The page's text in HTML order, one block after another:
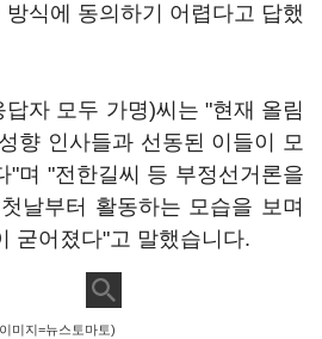
식에 동의하기 어렵다고 답했
답자 모두 가명)씨는 "현재 올림
향 인사들과 선동된 이들이 모
"며 "전한길씨 등 부정선거론을
날부터 활동하는 모습을 보며
굳어졌다"고 말했습니다.
미지=뉴스토마토)